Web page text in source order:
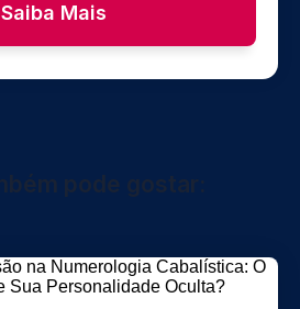
Saiba Mais